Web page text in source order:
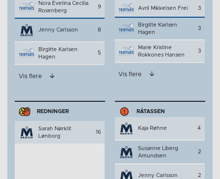
Nora Evelina Cecilia
Rosenberg
9
Jenny Carlsson 8
Birgitte Karlsen
Hagen
5
Vis flere
Avril Mikkelsen Frei 3
Birgitte Karlsen
Hagen
3
Marie Kristine
Rokkones Hansen
3
Vis flere
REDNINGER
Sarah Nørklit
Lønborg
16
RÅTASSEN
Kaja Røhne 4
Susanne Liberg
Amundsen
2
Jenny Carlsson 2